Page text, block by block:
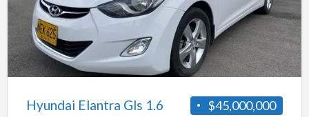
$45,000,000
Hyundai Elantra Gls 1.6